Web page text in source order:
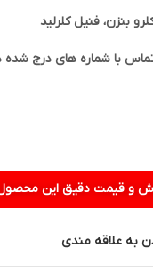
بنزن، فنیل کلرلید
با شماره های درج
و قیمت دقیق این
به علاقه مندی